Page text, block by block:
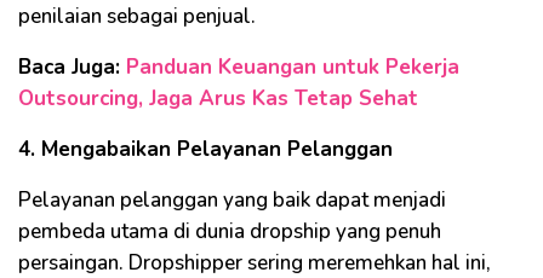
penilaian sebagai penjual.
Baca Juga: Panduan Keuangan untuk Pekerja
Outsourcing, Jaga Arus Kas Tetap Sehat
4. Mengabaikan Pelayanan Pelanggan
Pelayanan pelanggan yang baik dapat menjadi
pembeda utama di dunia dropship yang penuh
persaingan. Dropshipper sering meremehkan hal ini,